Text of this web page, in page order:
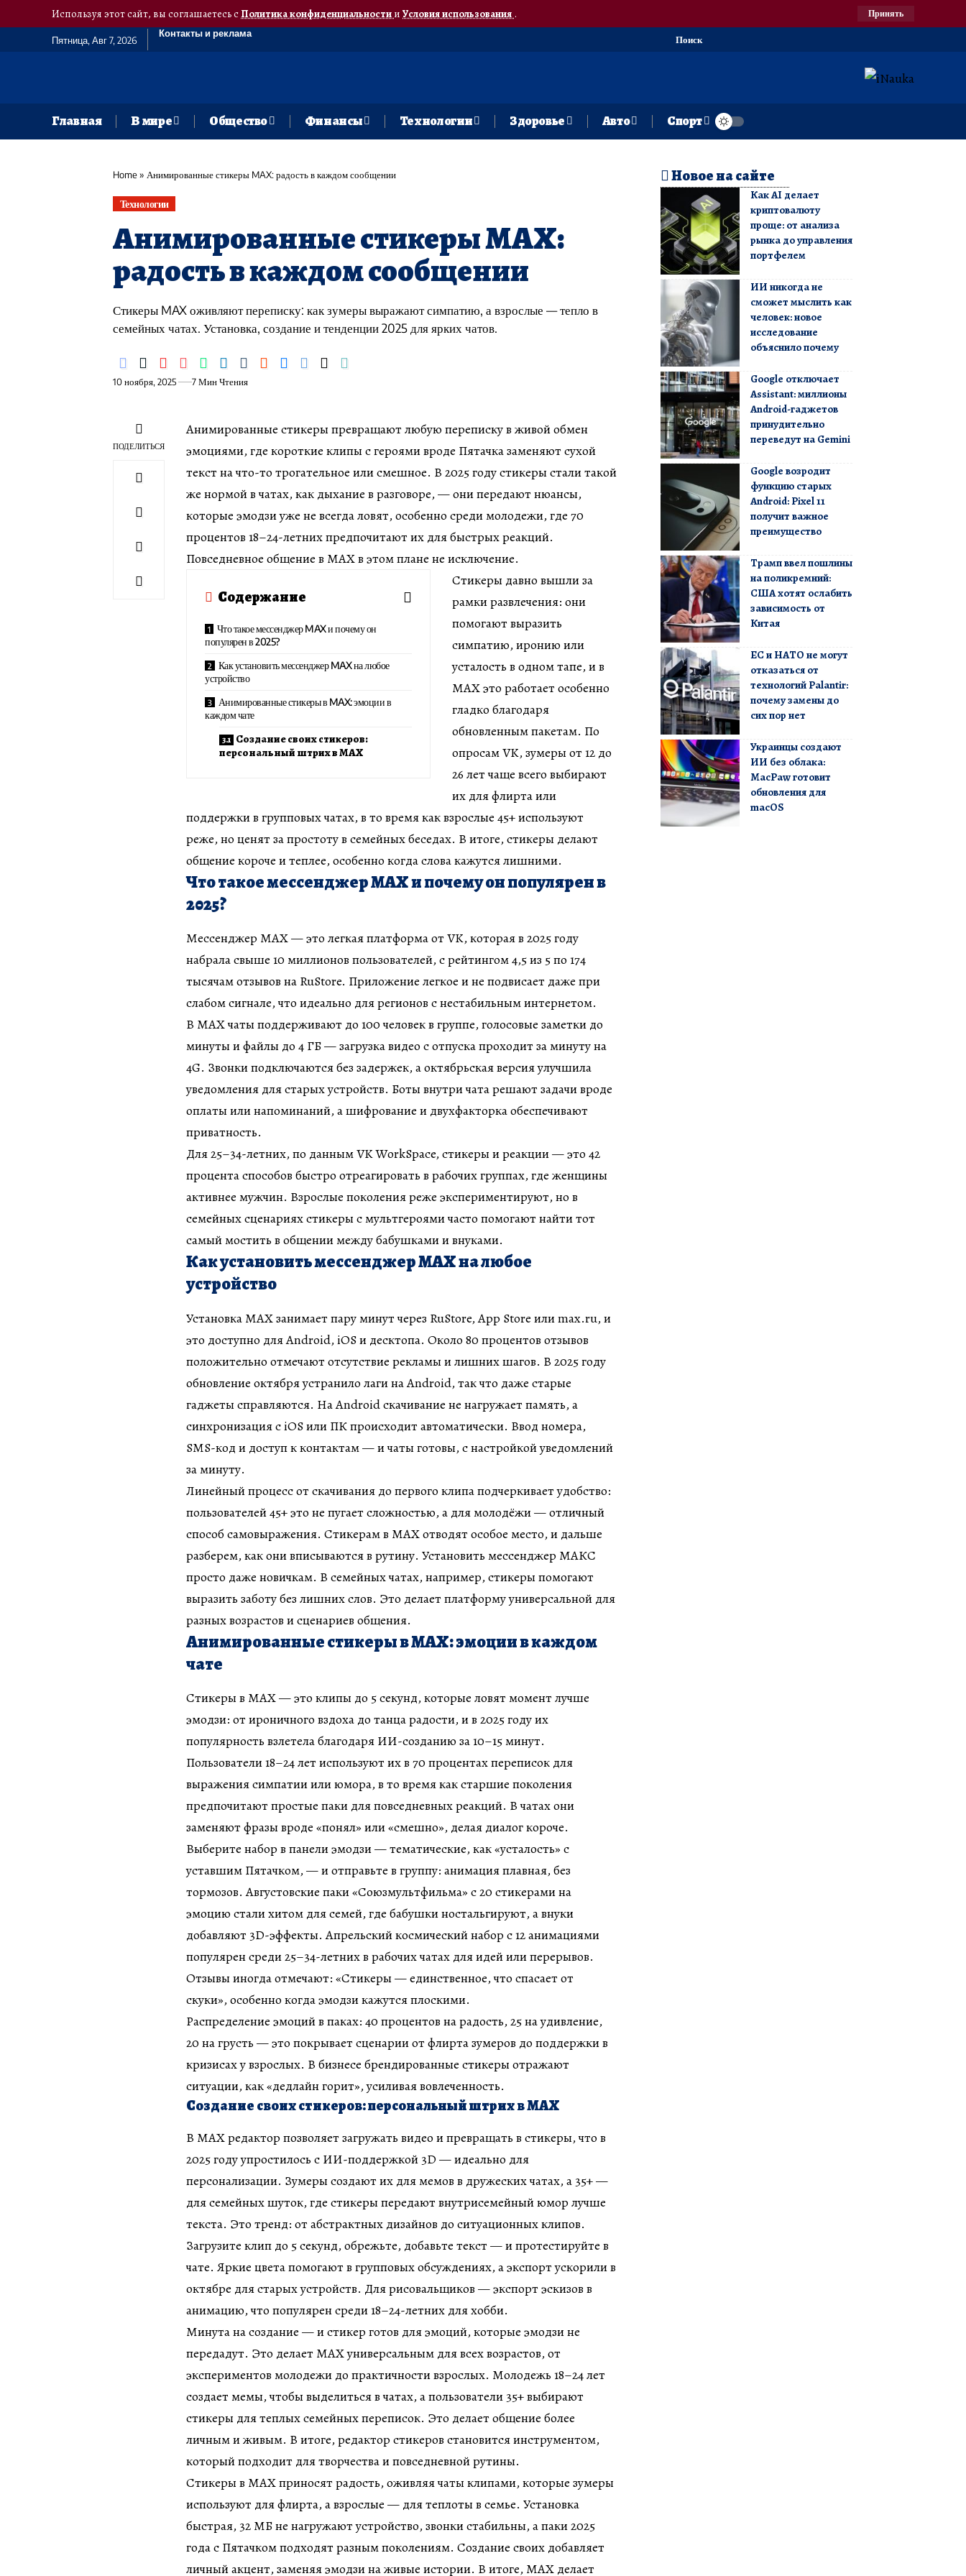
Используя этот сайт, вы соглашаетесь сПолитика конфиденциальностии Условия использования. Принять
Пятница, Авг 7, 2026
Контакты и реклама
Поиск
Главная В мире Общество Финансы Технологии Здоровье Авто Спорт
Home» Анимированные стикеры MAX: радость в каждом сообщении
Технологии
Анимированные стикеры MAX:
радость в каждом сообщении
Стикеры MAX оживляют переписку: как зумеры выражают симпатию, а взрослые — тепло в
семейных чатах. Установка, создание и тенденции 2025 для ярких чатов.
10 ноября, 2025 7 Мин Чтения
ПОДЕЛИТЬСЯ
Анимированные стикеры превращают любую переписку в живой обмен
эмоциями, где короткие клипы с героями вроде Пятачка заменяют сухой
текст на что-то трогательное или смешное. В 2025 году стикеры стали такой
же нормой в чатах, как дыхание в разговоре, — они передают нюансы,
которые эмодзи уже не всегда ловят, особенно среди молодежи, где 70
процентов 18–24-летних предпочитают их для быстрых реакций.
Повседневное общение в MAXв этом плане не исключение.
Содержание
Что такое мессенджер MAX и почему он
популярен в 2025?
Как установить мессенджер MAX на любое
устройство
Анимированные стикеры в MAX: эмоции в
каждом чате
Создание своих стикеров:
персональный штрих в MAX
Стикеры давно вышли за
рамки развлечения: они
помогают выразить
симпатию, иронию или
усталость в одном тапе, и в
MAX это работает особенно
гладко благодаря
обновленным пакетам. По
опросам VK, зумеры от 12 до
26 лет чаще всего выбирают
их для флирта или
поддержки в групповых чатах, в то время как взрослые 45+ используют
реже, но ценят за простоту в семейных беседах. В итоге, стикеры делают
общение короче и теплее, особенно когда слова кажутся лишними.
Что такое мессенджер MAX и почему он популярен в
2025?
Мессенджер MAX — это легкая платформа от VK, которая в 2025 году
набрала свыше 10 миллионов пользователей, с рейтингом 4,5 из 5 по 174
тысячам отзывов на RuStore. Приложение легкое и не подвисает даже при
слабом сигнале, что идеально для регионов с нестабильным интернетом.
В MAX чаты поддерживают до 100 человек в группе, голосовые заметки до
минуты и файлы до 4 ГБ — загрузка видео с отпуска проходит за минуту на
4G. Звонки подключаются без задержек, а октябрьская версия улучшила
уведомления для старых устройств. Боты внутри чата решают задачи вроде
оплаты или напоминаний, а шифрование и двухфакторка обеспечивают
приватность.
Для 25–34-летних, по данным VK WorkSpace, стикеры и реакции — это 42
процента способов быстро отреагировать в рабочих группах, где женщины
активнее мужчин. Взрослые поколения реже экспериментируют, но в
семейных сценариях стикеры с мультгероями часто помогают найти тот
самый мостить в общении между бабушками и внуками.
Как установить мессенджер MAX на любое
устройство
Установка MAX занимает пару минут через RuStore, App Store или max.ru, и
это доступно для Android, iOS и десктопа. Около 80 процентов отзывов
положительно отмечают отсутствие рекламы и лишних шагов. В 2025 году
обновление октября устранило лаги на Android, так что даже старые
гаджеты справляются. На Android скачивание не нагружает память, а
синхронизация с iOS или ПК происходит автоматически. Ввод номера,
SMS-код и доступ к контактам — и чаты готовы, с настройкой уведомлений
за минуту.
Линейный процесс от скачивания до первого клипа подчеркивает удобство:
пользователей 45+ это не пугает сложностью, а для молодёжи — отличный
способ самовыражения. Стикерам в MAX отводят особое место, и дальше
разберем, как они вписываются в рутину. Установить мессенджер МАКС
просто даже новичкам. В семейных чатах, например, стикеры помогают
выразить заботу без лишних слов. Это делает платформу универсальной для
разных возрастов и сценариев общения.
Анимированные стикеры в MAX: эмоции в каждом
чате
Стикеры в MAX — это клипы до 5 секунд, которые ловят момент лучше
эмодзи: от ироничного вздоха до танца радости, и в 2025 году их
популярность взлетела благодаря ИИ-созданию за 10–15 минут.
Пользователи 18–24 лет используют их в 70 процентах переписок для
выражения симпатии или юмора, в то время как старшие поколения
предпочитают простые паки для повседневных реакций. В чатах они
заменяют фразы вроде «понял» или «смешно», делая диалог короче.
Выберите набор в панели эмодзи — тематические, как «усталость» с
уставшим Пятачком, — и отправьте в группу: анимация плавная, без
тормозов. Августовские паки «Союзмультфильма» с 20 стикерами на
эмоцию стали хитом для семей, где бабушки ностальгируют, а внуки
добавляют 3D-эффекты. Апрельский космический набор с 12 анимациями
популярен среди 25–34-летних в рабочих чатах для идей или перерывов.
Отзывы иногда отмечают: «Стикеры — единственное, что спасает от
скуки», особенно когда эмодзи кажутся плоскими.
Распределение эмоций в паках: 40 процентов на радость, 25 на удивление,
20 на грусть — это покрывает сценарии от флирта зумеров до поддержки в
кризисах у взрослых. В бизнесе брендированные стикеры отражают
ситуации, как «дедлайн горит», усиливая вовлеченность.
Создание своих стикеров: персональный штрих в MAX
В MAX редактор позволяет загружать видео и превращать в стикеры, что в
2025 году упростилось с ИИ-поддержкой 3D — идеально для
персонализации. Зумеры создают их для мемов в дружеских чатах, а 35+ —
для семейных шуток, где стикеры передают внутрисемейный юмор лучше
текста. Это тренд: от абстрактных дизайнов до ситуационных клипов.
Загрузите клип до 5 секунд, обрежьте, добавьте текст — и протестируйте в
чате. Яркие цвета помогают в групповых обсуждениях, а экспорт ускорили в
октябре для старых устройств. Для рисовальщиков — экспорт эскизов в
анимацию, что популярен среди 18–24-летних для хобби.
Минута на создание — и стикер готов для эмоций, которые эмодзи не
передадут. Это делает MAX универсальным для всех возрастов, от
экспериментов молодежи до практичности взрослых. Молодежь 18–24 лет
создает мемы, чтобы выделиться в чатах, а пользователи 35+ выбирают
стикеры для теплых семейных переписок. Это делает общение более
личным и живым. В итоге, редактор стикеров становится инструментом,
который подходит для творчества и повседневной рутины.
Стикеры в MAX приносят радость, оживляя чаты клипами, которые зумеры
используют для флирта, а взрослые — для теплоты в семье. Установка
быстрая, 32 МБ не нагружают устройство, звонки стабильны, а паки 2025
года с Пятачком подходят разным поколениям. Создание своих добавляет
личный акцент, заменяя эмодзи на живые истории. В итоге, MAX делает
Новое на сайте
Как AI делает
криптовалюту
проще: от анализа
рынка до управления
портфелем
ИИ никогда не
сможет мыслить как
человек: новое
исследование
объяснило почему
Google отключает
Assistant: миллионы
Android-гаджетов
принудительно
переведут на Gemini
Google возродит
функцию старых
Android: Pixel 11
получит важное
преимущество
Трамп ввел пошлины
на поликремний:
США хотят ослабить
зависимость от
Китая
ЕС и НАТО не могут
отказаться от
технологий Palantir:
почему замены до
сих пор нет
Украинцы создают
ИИ без облака:
MacPaw готовит
обновления для
macOS